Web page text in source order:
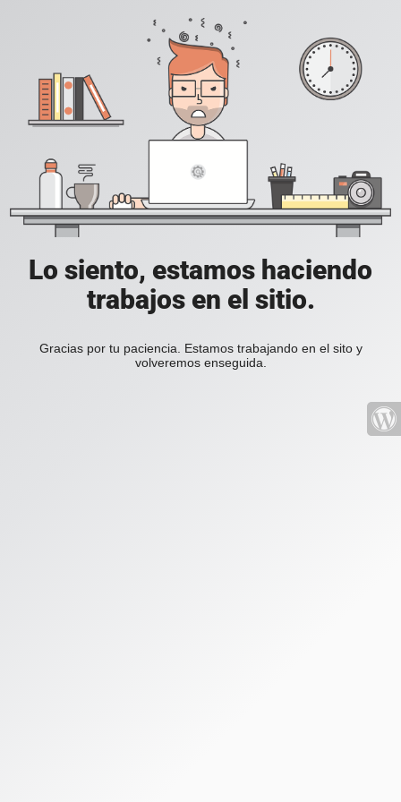
Lo siento, estamos haciendo
trabajos en el sitio.
Gracias por tu paciencia. Estamos trabajando en el sito y
volveremos enseguida.